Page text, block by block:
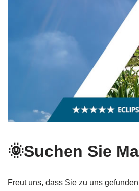
🌞Suchen Sie
Freut uns, dass Sie zu uns